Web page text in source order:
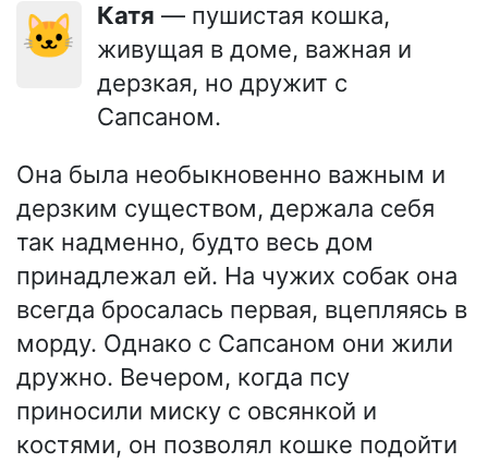
🐱 Катя — пушистая кошка,
живущая в доме, важная и
дерзкая, но дружит с
Сапсаном.
Она была необыкновенно важным и
дерзким существом, держала себя
так надменно, будто весь дом
принадлежал ей. На чужих собак она
всегда бросалась первая, вцепляясь в
морду. Однако с Сапсаном они жили
дружно. Вечером, когда псу
приносили миску с овсянкой и
костями, он позволял кошке подойти